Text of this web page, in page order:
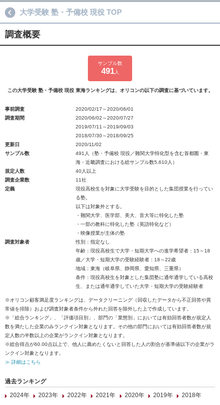
大学受験 塾・予備校 現役 TOP
調査概要
サンプル数
491人
この大学受験 塾・予備校 現役 東海ランキングは、オリコンの以下の調査に基づいています。
事前調査
2020/02/17～2020/06/01
調査期間
2020/06/02～2020/07/27
2019/07/11～2019/09/03
2018/07/30～2018/09/25
更新日
2020/11/02
サンプル数
491人（塾・予備校 現役／難関大学特化型を含む首都圏・東
海・近畿調査における総サンプル数5,610人）
規定人数
40人以上
調査企業数
11社
定義
現役高校生を対象に大学受験を目的とした集団授業を行ってい
る塾。
以下は対象外とする。
・難関大学、医学部、美大、音大等に特化した塾
・一部の教科に特化した塾（英語特化など）
・映像授業が主体の塾
調査対象者
性別：指定なし
年齢：現役高校生で大学・短期大学への進学希望者：15～18
歳／大学・短期大学の受験経験者：18～22歳
地域：東海（岐阜県、静岡県、愛知県、三重県）
条件：現役高校生を対象とした集団塾に通年通学している高校
生、または通年通学していた大学・短期大学の受験経験者
※オリコン顧客満足度ランキングは、データクリーニング（回収したデータから不正回答や異
常値を排除）および調査対象者条件から外れた回答を除外した上で作成しています。
※「総合ランキング」、「評価項目別」、部門の「業態別」においては有効回答者数が規定人
数を満たした企業のみランクイン対象となります。その他の部門においては有効回答者数が規
定人数の半数以上の企業がランクイン対象となります。
※総合得点が60.00点以上で、他人に薦めたくないと回答した人の割合が基準値以下の企業がラ
ンクイン対象となります。
≫ 詳細はこちら
過去ランキング
2024年
2023年 2022年 2021年 2020年 2019年
2018年